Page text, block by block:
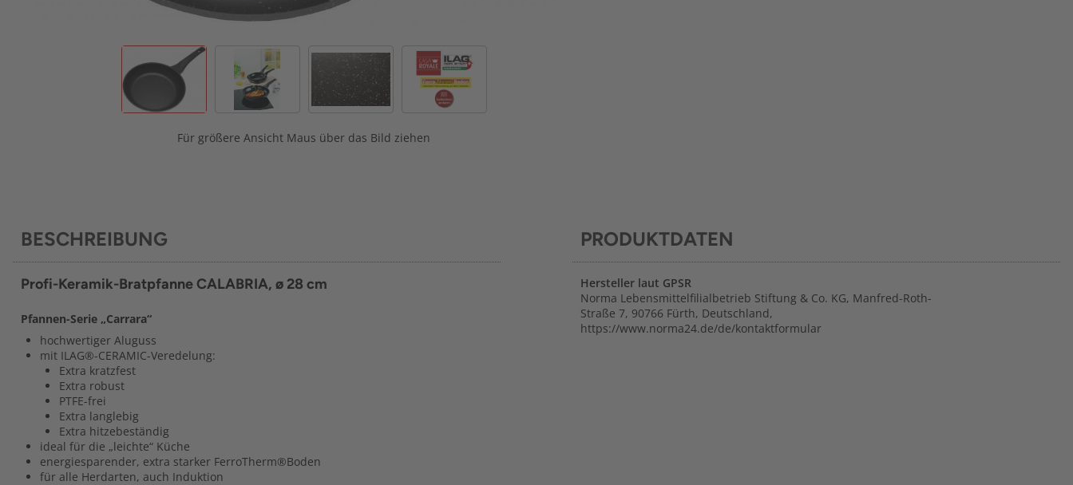
Für größere Ansicht Maus über das Bild ziehen
BESCHREIBUNG
Profi-Keramik-Bratpfanne CALABRIA, ø 28 cm
Pfannen-Serie „Carrara“
hochwertiger Aluguss
mit ILAG®-CERAMIC-Veredelung:
Extra kratzfest
Extra robust
PTFE-frei
Extra langlebig
Extra hitzebeständig
ideal für die „leichte“ Küche
energiesparender, extra starker FerroTherm®Boden
für alle Herdarten, auch Induktion
PRODUKTDATEN
Hersteller laut GPSR
Norma Lebensmittelfilialbetrieb Stiftung & Co. KG, Manfred-Roth-
Straße 7, 90766 Fürth, Deutschland,
https://www.norma24.de/de/kontaktformular